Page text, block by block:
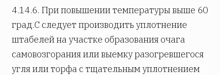
4.14.6. При повышении температуры выше 60
град.С следует производить уплотнение
штабелей на участке образования очага
самовозгорания или выемку разогревшегося
угля или торфа с тщательным уплотнением